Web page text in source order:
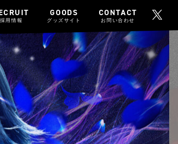
採用情報
GOODS
グッズサイト
CONTACT
お問い合わせ